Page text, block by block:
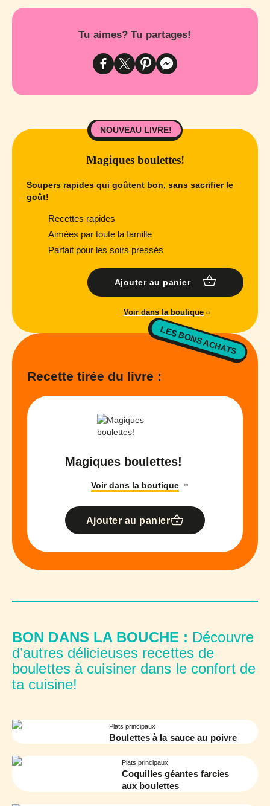
Tu aimes? Tu partages!
NOUVEAU LIVRE!
Magiques boulettes!
Soupers rapides qui goûtent bon, sans sacrifier le
goût!
Recettes rapides
Aimées par toute la famille
Parfait pour les soirs pressés
Ajouter au panier
Voir dans la boutique
LES BONS ACHATS
Recette tirée du livre :
Magiques boulettes!
Voir dans la boutique
Ajouter au panier
BON DANS LA BOUCHE : Découvre
d’autres délicieuses recettes de
boulettes à cuisiner dans le confort de
ta cuisine!
Plats principaux
Boulettes à la sauce au poivre
Plats principaux
Coquilles géantes farcies
aux boulettes